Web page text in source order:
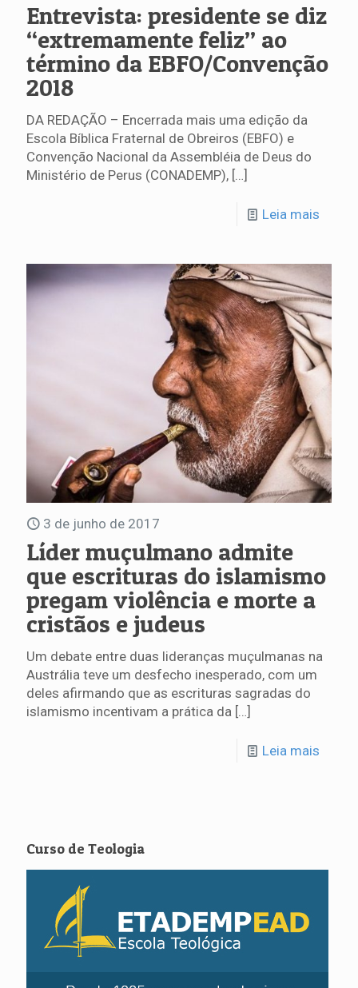
Entrevista: presidente se diz
“extremamente feliz” ao
término da EBFO/Convenção
2018
DA REDAÇÃO – Encerrada mais uma edição da
Escola Bíblica Fraternal de Obreiros (EBFO) e
Convenção Nacional da Assembléia de Deus do
Ministério de Perus (CONADEMP), […]
Leia mais
3 de junho de 2017
Líder muçulmano admite
que escrituras do islamismo
pregam violência e morte a
cristãos e judeus
Um debate entre duas lideranças muçulmanas na
Austrália teve um desfecho inesperado, com um
deles afirmando que as escrituras sagradas do
islamismo incentivam a prática da […]
Leia mais
Curso de Teologia